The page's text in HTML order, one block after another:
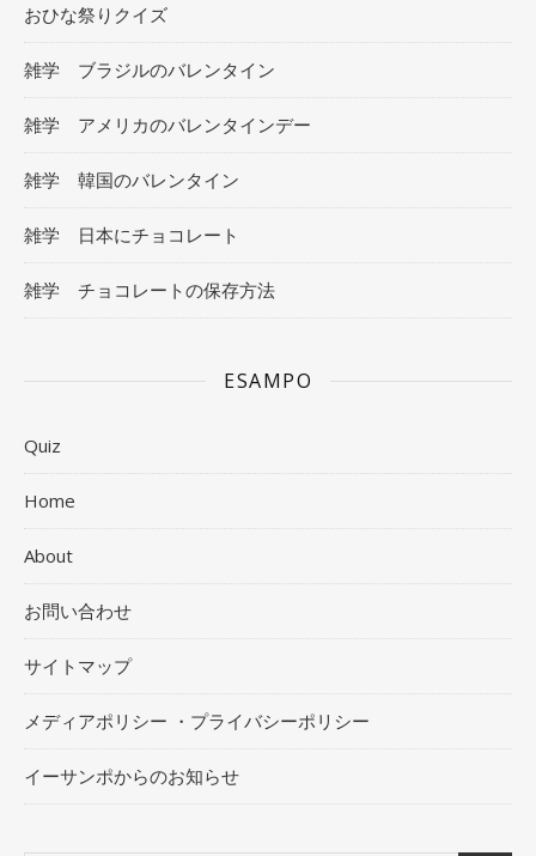
おひな祭りクイズ
雑学 ブラジルのバレンタイン
雑学 アメリカのバレンタインデー
雑学 韓国のバレンタイン
雑学 日本にチョコレート
雑学 チョコレートの保存方法
ESAMPO
Quiz
Home
About
お問い合わせ
サイトマップ
メディアポリシー ・プライバシーポリシー
イーサンポからのお知らせ